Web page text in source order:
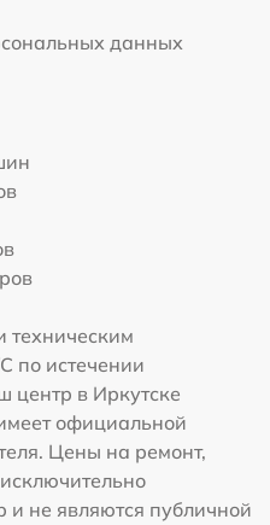
данных
по истечении
центр в Иркутске
официальной
Цены на ремонт,
и не являются публичной